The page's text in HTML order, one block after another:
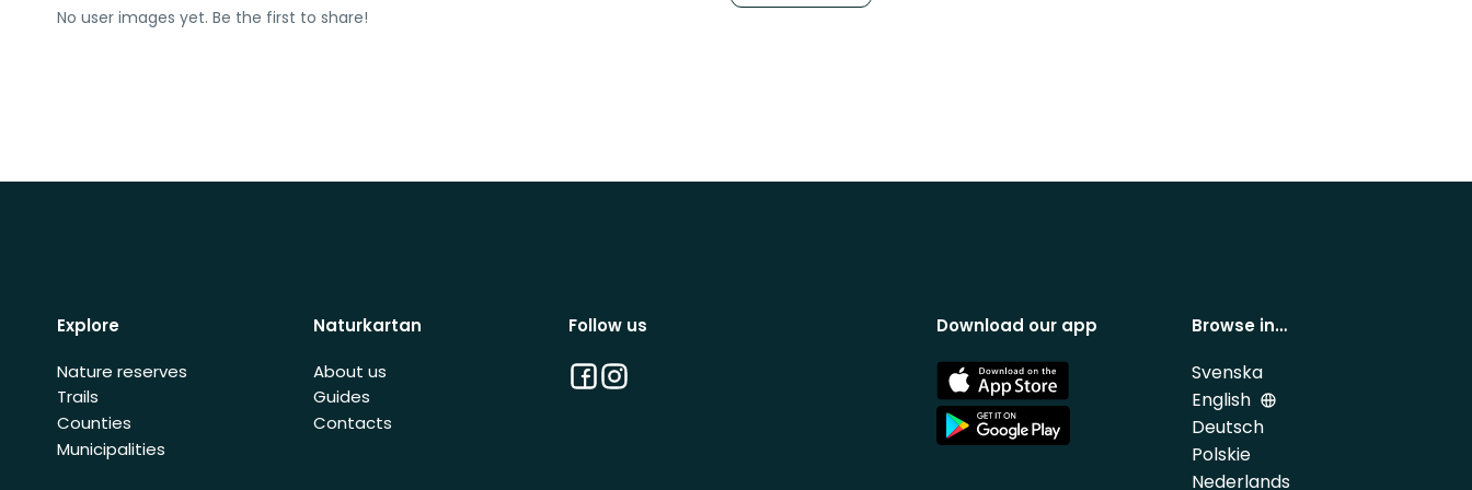
No user images yet. Be the first to share!
Explore
Nature reserves
Trails
Counties
Municipalities
Naturkartan
About us
Guides
Contacts
Follow us
Facebook
Instagram
Download our app
App
Store
App
Store
Browse in…
Svenska
English
Deutsch
Polskie
Nederlands